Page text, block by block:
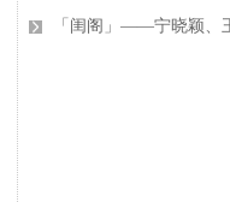
「闺阁」——宁晓颖、